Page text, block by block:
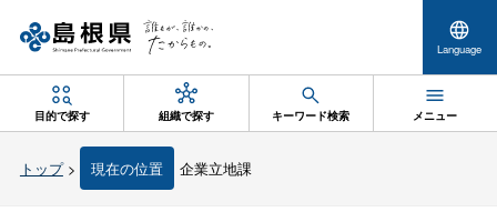
Language
目的で探す 組織で探す キーワード検索 メニュー
トップ> 現在の位置 企業立地課